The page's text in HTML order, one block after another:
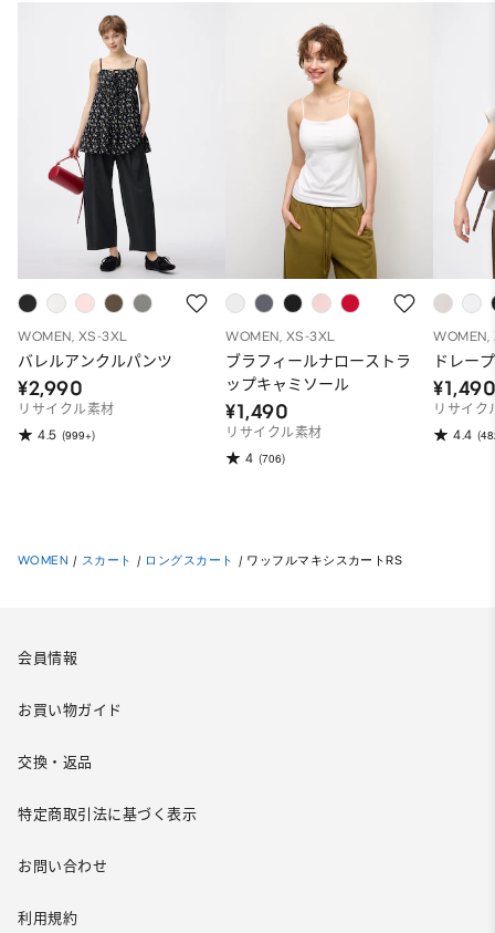
WOMEN, XS-3XL
バレルアンクルパンツ
¥2,990
リサイクル素材
4.5 (999+)
WOMEN, XS-3XL
ブラフィールナローストラ
ップキャミソール
¥1,490
リサイクル素材
4 (706)
WOMEN,
ドレー
リサイク
4.4
WOMEN / スカート / ロングスカート / ワッフルマキシスカートRS
会員情報
お買い物ガイド
交換・返品
特定商取引法に基づく表示
お問い合わせ
利用規約